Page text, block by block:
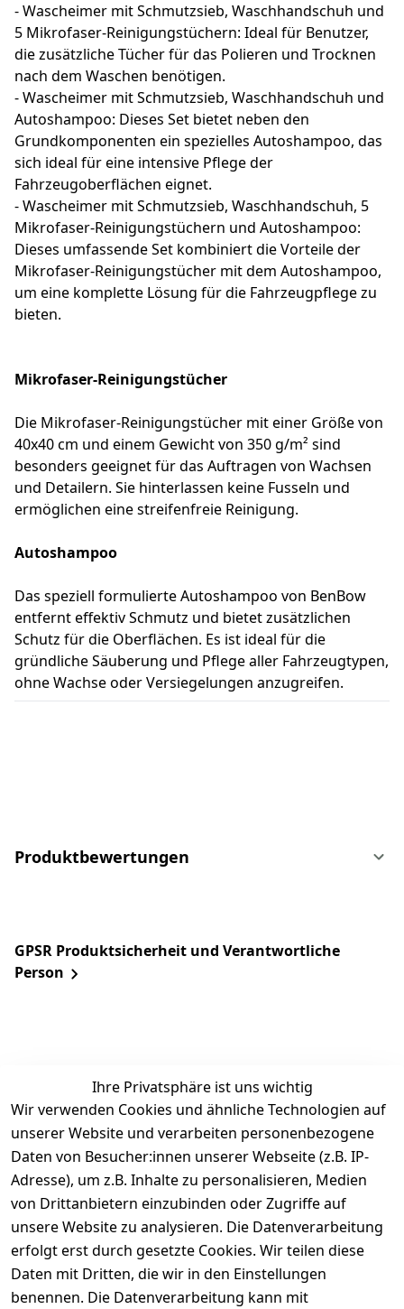
- Wascheimer mit Schmutzsieb, Waschhandschuh und
5 Mikrofaser-Reinigungstüchern: Ideal für Benutzer,
die zusätzliche Tücher für das Polieren und Trocknen
nach dem Waschen benötigen.
- Wascheimer mit Schmutzsieb, Waschhandschuh und
Autoshampoo: Dieses Set bietet neben den
Grundkomponenten ein spezielles Autoshampoo, das
sich ideal für eine intensive Pflege der
Fahrzeugoberflächen eignet.
- Wascheimer mit Schmutzsieb, Waschhandschuh, 5
Mikrofaser-Reinigungstüchern und Autoshampoo:
Dieses umfassende Set kombiniert die Vorteile der
Mikrofaser-Reinigungstücher mit dem Autoshampoo,
um eine komplette Lösung für die Fahrzeugpflege zu
bieten.
Mikrofaser-Reinigungstücher
Die Mikrofaser-Reinigungstücher mit einer Größe von
40x40 cm und einem Gewicht von 350 g/m² sind
besonders geeignet für das Auftragen von Wachsen
und Detailern. Sie hinterlassen keine Fusseln und
ermöglichen eine streifenfreie Reinigung.
Autoshampoo
Das speziell formulierte Autoshampoo von BenBow
entfernt effektiv Schmutz und bietet zusätzlichen
Schutz für die Oberflächen. Es ist ideal für die
gründliche Säuberung und Pflege aller Fahrzeugtypen,
ohne Wachse oder Versiegelungen anzugreifen.
Produktbewertungen
GPSR Produktsicherheit und Verantwortliche
Person
Ihre Privatsphäre ist uns wichtig
Wir verwenden Cookies und ähnliche Technologien auf
unserer Website und verarbeiten personenbezogene
Daten von Besucher:innen unserer Webseite (z.B. IP-
Adresse), um z.B. Inhalte zu personalisieren, Medien
von Drittanbietern einzubinden oder Zugriffe auf
unsere Website zu analysieren. Die Datenverarbeitung
erfolgt erst durch gesetzte Cookies. Wir teilen diese
Daten mit Dritten, die wir in den Einstellungen
benennen. Die Datenverarbeitung kann mit
Rechtliches
AGB
Impressum
Datenschutze
rklärung
Barrierefreihe
Service
Kontakt
Registrieren
Rechnungska
Kontakt
Informatio
nen
Retourenlage
r: Eichenallee
3, 06184
Kabelsketal
Über uns
★★★★☆
Top-Verkäufer
★★★★★